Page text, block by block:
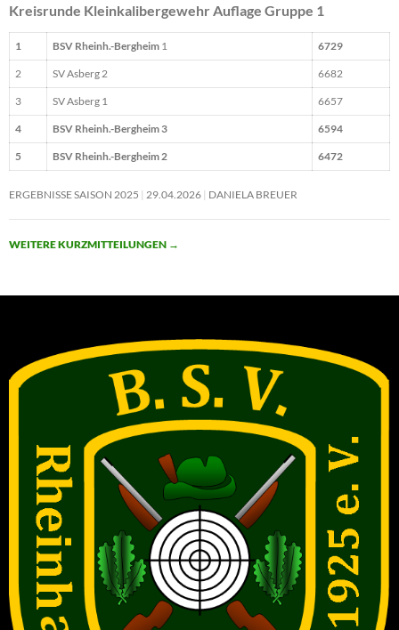
Kreisrunde Kleinkalibergewehr Auflage Gruppe 1
1 BSV Rheinh.-Bergheim 1 6729
2 SV Asberg 2 6682
3 SV Asberg 1 6657
4 BSV Rheinh.-Bergheim 3 6594
5 BSV Rheinh.-Bergheim 2 6472
ERGEBNISSE SAISON 2025 29.04.2026 DANIELA BREUER
WEITERE KURZMITTEILUNGEN →